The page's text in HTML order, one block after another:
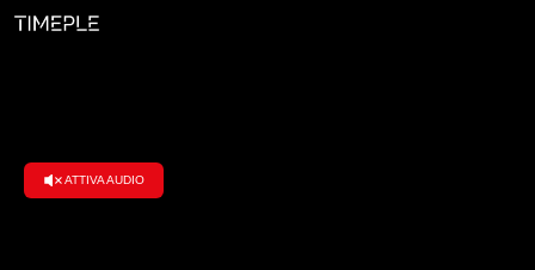
ATTIVA AUDIO